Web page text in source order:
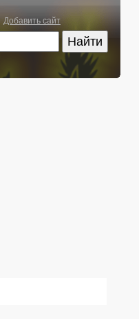
Добавить сайт